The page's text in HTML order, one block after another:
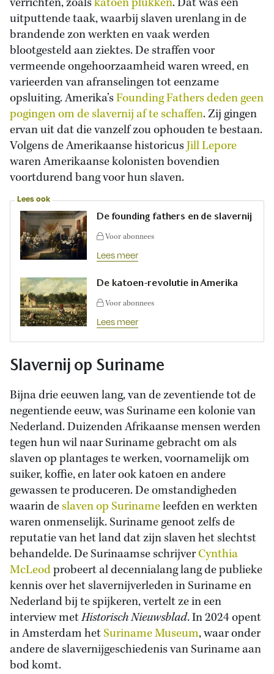
uitputtende taak, waarbij slaven urenlang in de
brandende zon werkten en vaak werden
blootgesteld aan ziektes. De straffen voor
vermeende ongehoorzaamheid waren wreed, en
varieerden van afranselingen tot eenzame
opsluiting. Amerika’sFounding Fathers deden geen
pogingen om de slavernij af te schaffen. Zij gingen
ervan uit dat die vanzelf zou ophouden te bestaan.
Volgens de Amerikaanse historicusJill Lepore
waren Amerikaanse kolonisten bovendien
voortdurend bang voor hun slaven.
Lees ook
De founding fathers en de slavernij
Voor abonnees
Lees meer
De katoen-revolutie in Amerika
Voor abonnees
Lees meer
Slavernij op Suriname
Bijna drie eeuwen lang, van de zeventiende tot de
negentiende eeuw, was Suriname een kolonie van
Nederland. Duizenden Afrikaanse mensen werden
tegen hun wil naar Suriname gebracht om als
slaven op plantages te werken, voornamelijk om
suiker, koffie, en later ook katoen en andere
gewassen te produceren. De omstandigheden
waarin deslaven op Surinameleefden en werkten
waren onmenselijk. Suriname genoot zelfs de
reputatie van het land dat zijn slaven het slechtst
behandelde. De Surinaamse schrijverCynthia
McLeodprobeert al decennialang lang de publieke
kennis over het slavernijverleden in Suriname en
Nederland bij te spijkeren, vertelt ze in een
interview metHistorisch Nieuwsblad. In 2024 opent
in Amsterdam hetSuriname Museum, waar onder
andere de slavernijgeschiedenis van Suriname aan
bod komt.